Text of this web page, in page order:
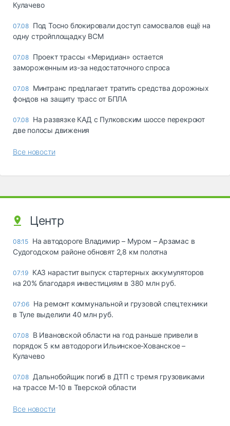
Кулачево
07.08 Под Тосно блокировали доступ самосвалов ещё на
одну стройплощадку ВСМ
07.08 Проект трассы «Меридиан» остается
замороженным из-за недостаточного спроса
07.08 Минтранс предлагает тратить средства дорожных
фондов на защиту трасс от БПЛА
07.08 На развязке КАД с Пулковским шоссе перекроют
две полосы движения
Все новости
Центр
08:15 На автодороге Владимир – Муром – Арзамас в
Судогодском районе обновят 2,8 км полотна
07:19 КАЗ нарастит выпуск стартерных аккумуляторов
на 20% благодаря инвестициям в 380 млн руб.
07:06 На ремонт коммунальной и грузовой спецтехники
в Туле выделили 40 млн руб.
07.08 В Ивановской области на год раньше привели в
порядок 5 км автодороги Ильинское-Хованское –
Кулачево
07.08 Дальнобойщик погиб в ДТП с тремя грузовиками
на трассе М-10 в Тверской области
Все новости